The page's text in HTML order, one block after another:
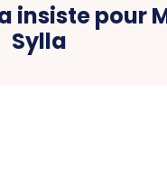
insiste pour
Sylla